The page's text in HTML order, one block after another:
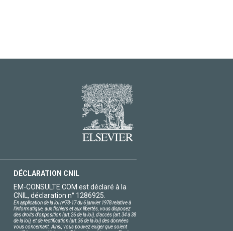
DÉCLARATION CNIL
EM-CONSULTE.COM est déclaré à la
CNIL, déclaration n° 1286925.
En application de la loi nº78-17 du 6 janvier 1978 relative à
l'informatique, aux fichiers et aux libertés, vous disposez
des droits d'opposition (art.26 de la loi), d'accès (art.34 à 38
de la loi), et de rectification (art.36 de la loi) des données
vous concernant. Ainsi, vous pouvez exiger que soient